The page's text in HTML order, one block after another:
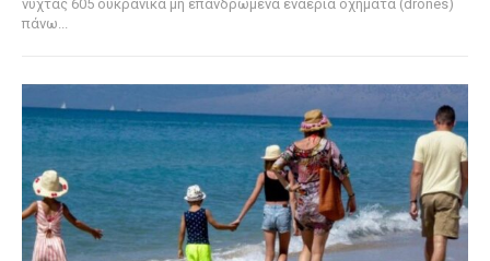
νύχτας 605 ουκρανικά μη επανδρωμένα εναέρια οχήματα (drones)
πάνω...